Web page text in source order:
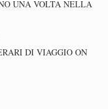
UNA VOLTA NELLA
DI VIAGGIO ON